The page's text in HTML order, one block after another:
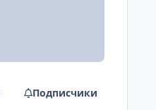
Подписчики